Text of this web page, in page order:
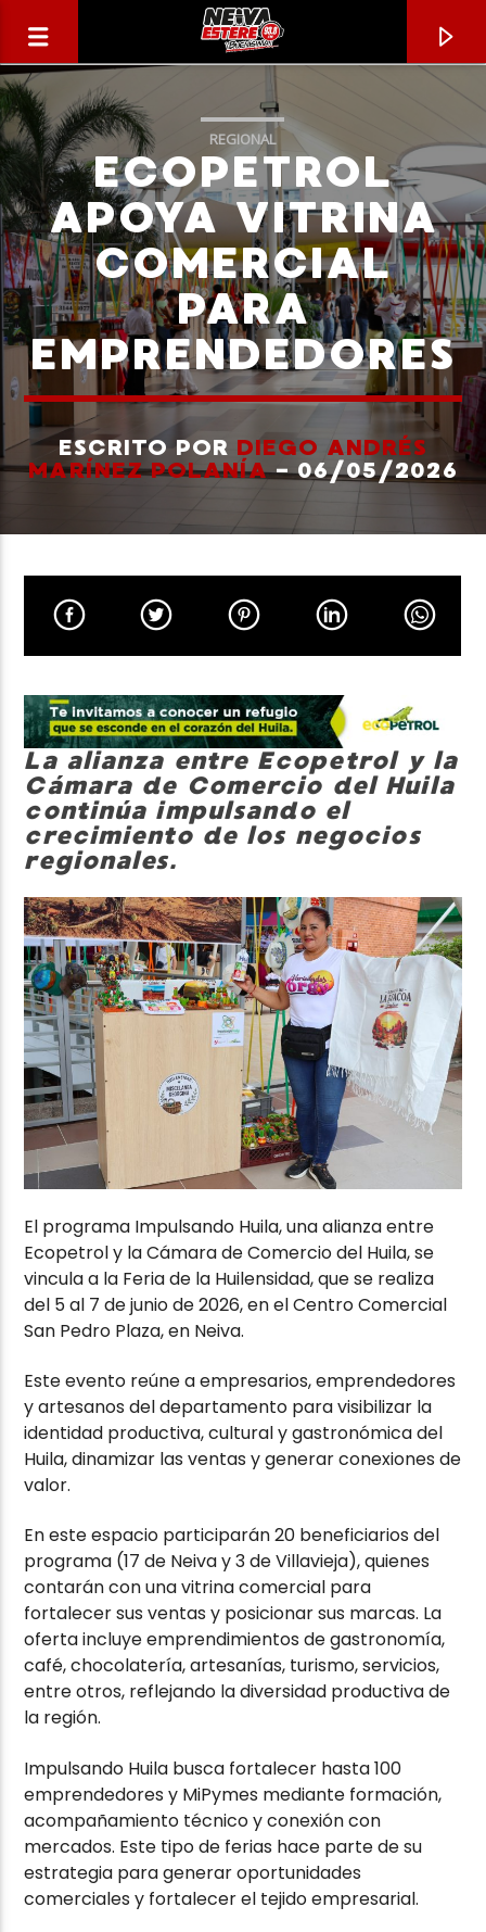
CANCIÓN ACTUAL
TÍTULO
ARTISTA
Neiva Estereo
REGIONAL
ECOPETROL
APOYA VITRINA
COMERCIAL
PARA
EMPRENDEDORES
ESCRITO POR DIEGO ANDRÉS
MARÍNEZ POLANÍA- 06/05/2026
La alianza entre Ecopetrol y la
Cámara de Comercio del Huila
continúa impulsando el
crecimiento de los negocios
regionales.
El programa Impulsando Huila, una alianza entre
Ecopetrol y la Cámara de Comercio del Huila, se
vincula a la Feria de la Huilensidad, que se realiza
del 5 al 7 de junio de 2026, en el Centro Comercial
San Pedro Plaza, en Neiva.
Este evento reúne a empresarios, emprendedores
y artesanos del departamento para visibilizar la
identidad productiva, cultural y gastronómica del
Huila, dinamizar las ventas y generar conexiones de
valor.
En este espacio participarán 20 beneficiarios del
programa (17 de Neiva y 3 de Villavieja), quienes
contarán con una vitrina comercial para
fortalecer sus ventas y posicionar sus marcas. La
oferta incluye emprendimientos de gastronomía,
café, chocolatería, artesanías, turismo, servicios,
entre otros, reflejando la diversidad productiva de
la región.
Impulsando Huila busca fortalecer hasta 100
emprendedores y MiPymes mediante formación,
acompañamiento técnico y conexión con
mercados. Este tipo de ferias hace parte de su
estrategia para generar oportunidades
comerciales y fortalecer el tejido empresarial.